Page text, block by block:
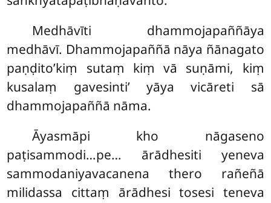
Medhāvīti dhammojapaññāya
medhāvī. Dhammojapaññā nāya ñānagato
paṇḍito’kiṃ sutaṃ kiṃ vā suṇāmi, kiṃ
kusalaṃ gavesinti’ yāya vicāreti sā
dhammojapaññā nāma.
Āyasmāpi kho nāgaseno
paṭisammodi…pe… ārādhesiti yeneva
sammodaniyavacanena thero rañeñā
milidassa cittaṃ ārādhesi tosesi teneva